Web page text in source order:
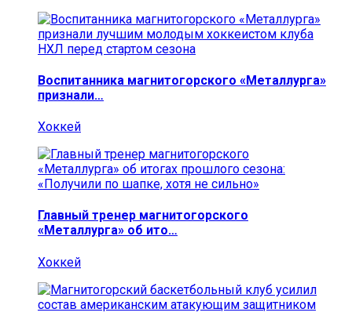
Воспитанника магнитогорского «Металлурга»
признали…
Хоккей
Главный тренер магнитогорского
«Металлурга» об ито…
Хоккей